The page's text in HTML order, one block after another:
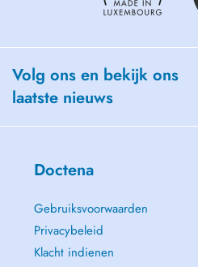
Volg ons en bekijk ons
laatste nieuws
Doctena
Gebruiksvoorwaarden
Privacybeleid
Klacht indienen